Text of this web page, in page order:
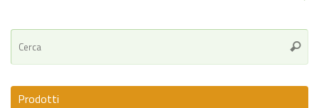
Cerca
Prodotti